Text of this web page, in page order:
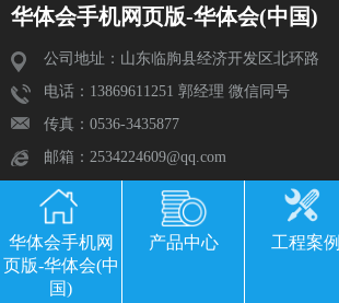
华体会手机网页版-华体会(中国)
公司地址：山东临朐县经济开发区北环路
电话：13869611251 郭经理 微信同号
传真：0536-3435877
邮箱：2534224609@qq.com
华体会手机网
页版-华体会(中
国)
产品中心 工程案例